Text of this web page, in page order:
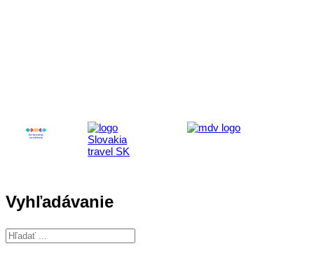
Vyhľadávanie